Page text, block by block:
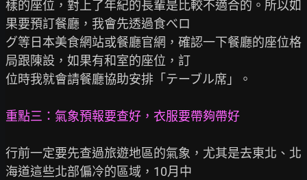
樣的座位，對上了年紀的長輩是比較不適合的。所以如
果要預訂餐廳，我會先透過食べロ
グ等日本美食網站或餐廳官網，確認一下餐廳的座位格
局跟陳設，如果有和室的座位，訂
位時我就會請餐廳協助安排「テーブル席」。
重點三：氣象預報要查好，衣服要帶夠帶好
行前一定要先查過旅遊地區的氣象，尤其是去東北、北
海道這些北部偏冷的區域，10月中